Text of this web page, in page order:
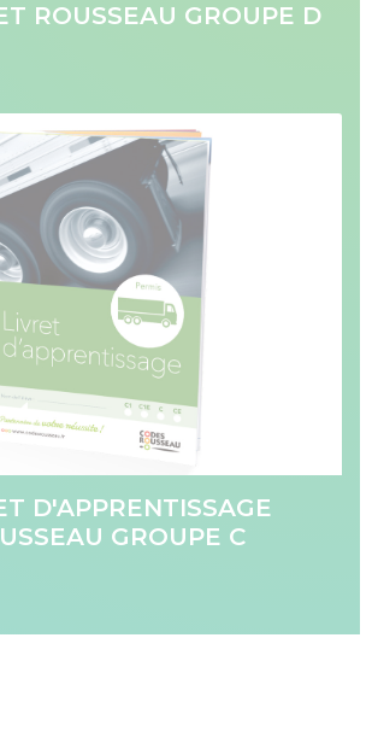
ROUSSEAU GROUPE D
D'APPRENTISSAGE
GROUPE C